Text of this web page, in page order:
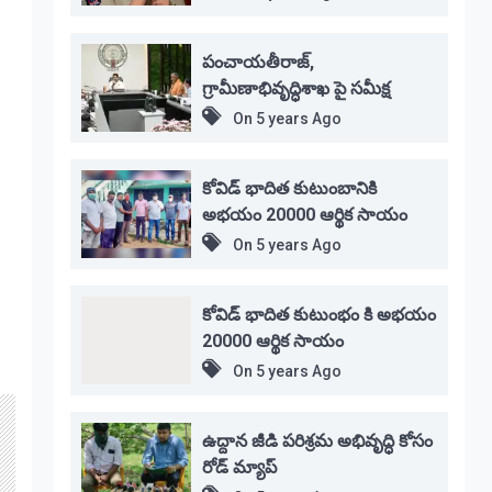
పంచాయతీరాజ్,
గ్రామీణాభివృద్ధిశాఖ పై సమీక్ష
On 5 years Ago
కోవిడ్ భాదిత కుటుంబానికి
అభయం 20000 ఆర్థిక సాయం
On 5 years Ago
కోవిడ్ భాదిత కుటుంభం కి అభయం
20000 ఆర్థిక సాయం
On 5 years Ago
ఉద్దాన జీడి పరిశ్రమ అభివృద్ధి కోసం
రోడ్ మ్యాప్